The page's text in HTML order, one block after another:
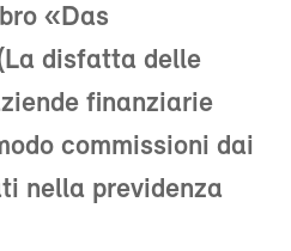
«Das
disfatta delle
finanziarie
commissioni dai
nella previdenza